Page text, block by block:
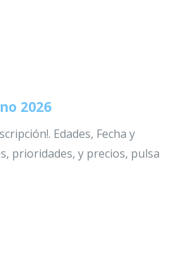
2026
Edades, Fecha y
prioridades, y precios, pulsa